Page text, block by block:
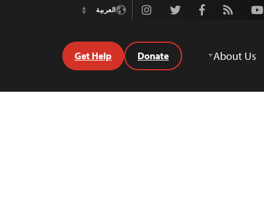
Youtube
Rss
Facebook
Twitter
Instagramالعربية
Switch
About Us
Donate
Get Help